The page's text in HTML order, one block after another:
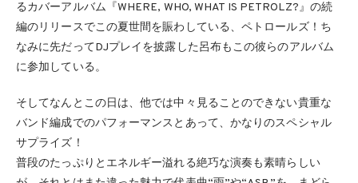
るカバーアルバム『WHERE, WHO, WHAT IS PETROLZ?』の続
編のリリースでこの夏世間を賑わしている、ペトロールズ！ち
なみに先だってDJプレイを披露した呂布もこの彼らのアルバム
に参加している。
そしてなんとこの日は、他では中々見ることのできない貴重な
バンド編成でのパフォーマンスとあって、かなりのスペシャル
サプライズ！
普段のたっぷりとエネルギー溢れる絶巧な演奏も素晴らしい